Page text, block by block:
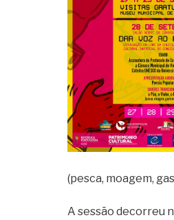
(pesca, moagem,
A sessão decorreu